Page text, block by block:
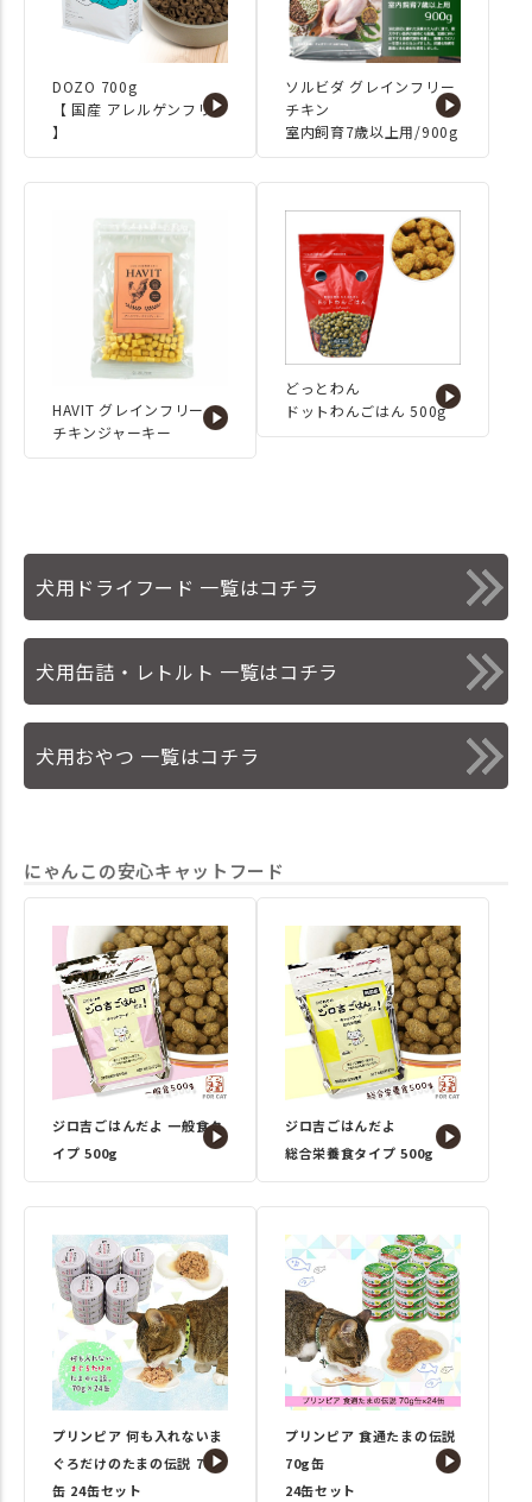
◇モフコ ビションプー 4.5
㎏ ワイドハイサイズ ◇こま
り スコティッシュフォールド
4.0㎏ レギュラーサイズ・ワイ
ドハイサイズ #IDOGICAT #犬の
服iDog #iDog #idog新作レポート
#new #新発売 #ペット防災 #防災
グッズ #防災対策 #災害に備える
#ペットと防災 #ペット同行避難 #
犬用品 #猫用品 #犬と暮らす #猫
と暮らす #犬のいる暮らし #猫の
いる暮らし #ペット用品 #dog #cat
#犬 #猫 #ペットグッズ #2025SS #
新作 #春夏新作 #おすすめ
DOZO 700g
【 国産 アレルゲンフリー
】
ソルビダ グレインフリー
チキン
室内飼育7歳以上用/900g
HAVIT グレインフリー
チキンジャーキー
どっとわん
ドットわんごはん 500g
犬用ドライフード 一覧はコチラ
犬用缶詰・レトルト 一覧はコチラ
犬用おやつ 一覧はコチラ
にゃんこの安心キャットフード
ジロ吉ごはんだよ 一般食タ
イプ 500g
ジロ吉ごはんだよ
総合栄養食タイプ 500g
プリンピア 何も入れないま
ぐろだけのたまの伝説 70g
缶 24缶セット
プリンピア 食通たまの伝説
70g缶
24缶セット